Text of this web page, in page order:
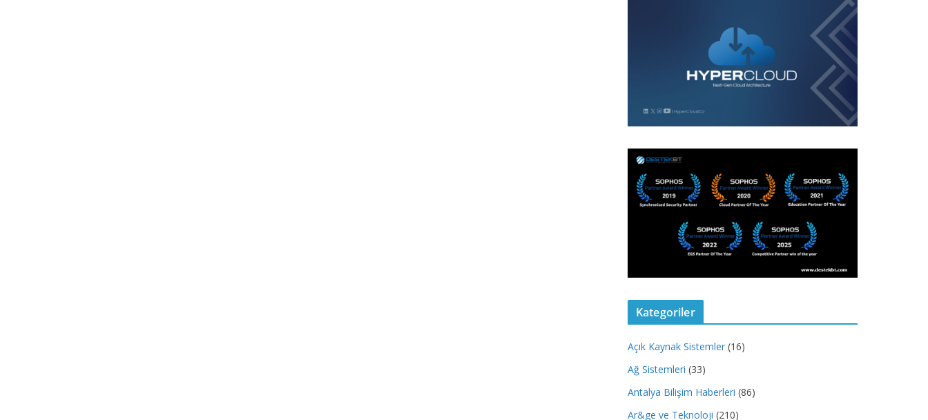
Kategoriler
Açık Kaynak Sistemler (16)
Ağ Sistemleri (33)
Antalya Bilişim Haberleri (86)
Ar&ge ve Teknoloji (210)